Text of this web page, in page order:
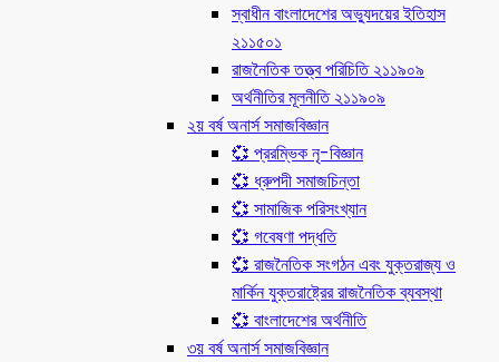
স্বাধীন বাংলাদেশের অভ্যুদয়ের ইতিহাস
২১১৫০১
রাজনৈতিক তত্ত্ব পরিচিতি ২১১৯০৯
অর্থনীতির মূলনীতি ২১১৯০৯
২য় বর্ষ অনার্স সমাজবিজ্ঞান
💞 প্ররম্ভিক নৃ-বিজ্ঞান
💞 ধ্রুপদী সমাজচিন্তা
💞 সামাজিক পরিসংখ্যান
💞 গবেষণা পদ্ধতি
💞 রাজনৈতিক সংগঠন এবং যুক্তরাজ্য ও
মার্কিন যুক্তরাষ্ট্রের রাজনৈতিক ব্যবস্থা
💞 বাংলাদেশের অর্থনীতি
৩য় বর্ষ অনার্স সমাজবিজ্ঞান